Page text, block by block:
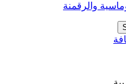
والرقمنة